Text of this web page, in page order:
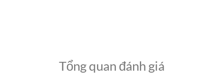
Tổng quan đánh giá